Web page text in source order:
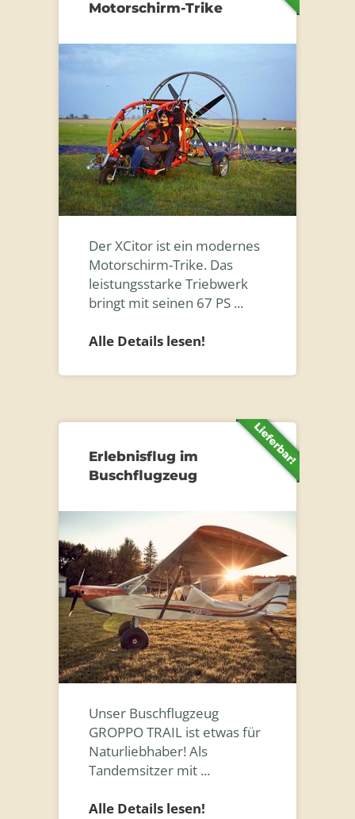
Motorschirm-Trike
Der XCitor ist ein modernes
Motorschirm-Trike. Das
leistungsstarke Triebwerk
bringt mit seinen 67 PS ...
Alle Details lesen!
Erlebnisflug im
Buschflugzeug
Unser Buschflugzeug
GROPPO TRAIL ist etwas für
Naturliebhaber! Als
Tandemsitzer mit ...
Alle Details lesen!